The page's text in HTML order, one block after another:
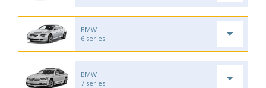
BMW
6 series
BMW
7 series